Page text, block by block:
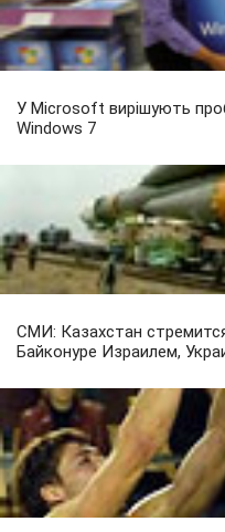
У Microsoft вирішують
Windows 7
СМИ: Казахстан
Байконуре Израилем,